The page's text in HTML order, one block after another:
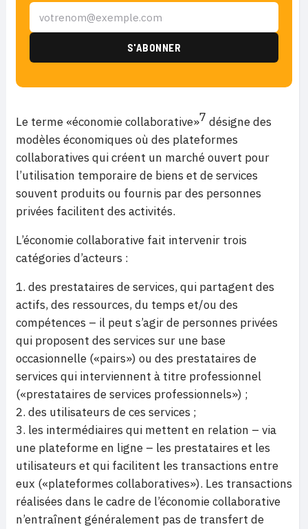
Le terme «économie collaborative»7 désigne des
modèles économiques où des plateformes
collaboratives qui créent un marché ouvert pour
l’utilisation temporaire de biens et de services
souvent produits ou fournis par des personnes
privées facilitent des activités.
L’économie collaborative fait intervenir trois
catégories d’acteurs :
des prestataires de services, qui partagent des
actifs, des ressources, du temps et/ou des
compétences – il peut s’agir de personnes privées
qui proposent des services sur une base
occasionnelle («pairs») ou des prestataires de
services qui interviennent à titre professionnel
(«prestataires de services professionnels») ;
des utilisateurs de ces services ;
les intermédiaires qui mettent en relation – via
une plateforme en ligne – les prestataires et les
utilisateurs et qui facilitent les transactions entre
eux («plateformes collaboratives»). Les transactions
réalisées dans le cadre de l’économie collaborative
n’entraînent généralement pas de transfert de